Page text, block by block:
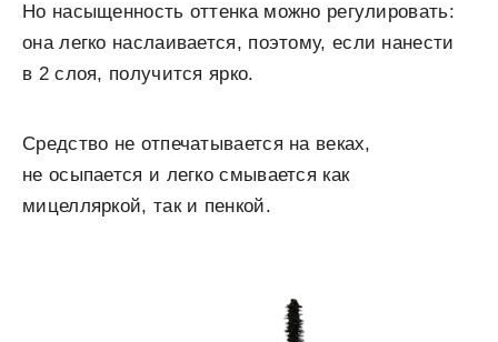
Но насыщенность оттенка можно регулировать:
она легко наслаивается, поэтому, если нанести
в 2 слоя, получится ярко.
Средство не отпечатывается на веках,
не осыпается и легко смывается как
мицелляркой, так и пенкой.